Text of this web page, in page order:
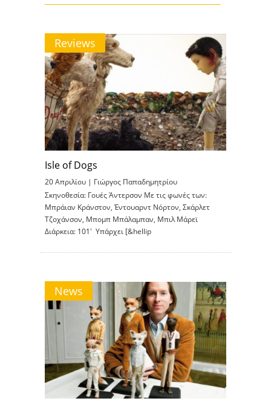
Reviews
Isle of Dogs
20 Απριλίου | Γιώργος Παπαδημητρίου
Σκηνοθεσία: Γουές Άντερσον Με τις φωνές των:
Μπράιαν Κράνστον, Έντουαρντ Νόρτον, Σκάρλετ
Τζοχάνσον, Μπομπ Μπάλαμπαν, Μπιλ Μάρεϊ
Διάρκεια: 101′ Υπάρχει [&hellip
News